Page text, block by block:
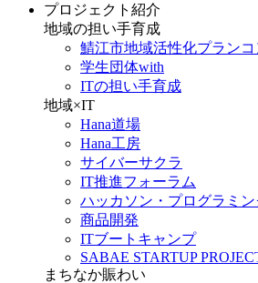
プロジェクト紹介
地域の担い手育成
鯖江市地域活性化プランコ
学生団体with
ITの担い手育成
地域×IT
Hana道場
Hana工房
サイバーサクラ
IT推進フォーラム
ハッカソン・プログラミン
商品開発
ITブートキャンプ
SABAE STARTUP
まちなか賑わい